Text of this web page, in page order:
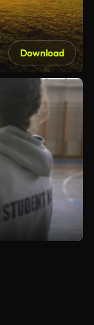
Download